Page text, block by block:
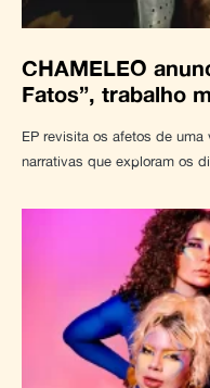
CHAMELEO
Fatos”, trabalho
EP revisita os afetos de
narrativas que exploram os